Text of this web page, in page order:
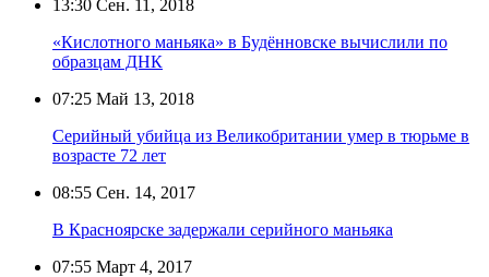
13:30 Сен. 11, 2018
«Кислотного маньяка» в Будённовске вычислили по
образцам ДНК
07:25 Май 13, 2018
Серийный убийца из Великобритании умер в тюрьме в
возрасте 72 лет
08:55 Сен. 14, 2017
В Красноярске задержали серийного маньяка
07:55 Март 4, 2017